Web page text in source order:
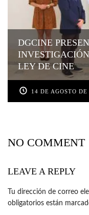
DGCINE
LEY DE CINE
14 DE AGOSTO DE
NO COMMENT
LEAVE A REPLY
Tu dirección de correo
obligatorios están